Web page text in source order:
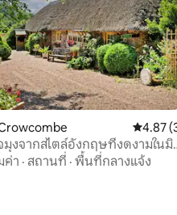
5, 72 รีวิว คะแนนเ
4.87
มุงจากสไตล์อังกฤษที่งดงามในมิ
เวย์
ค่า · สถานที่ · พื้นที่กลางแจ้ง